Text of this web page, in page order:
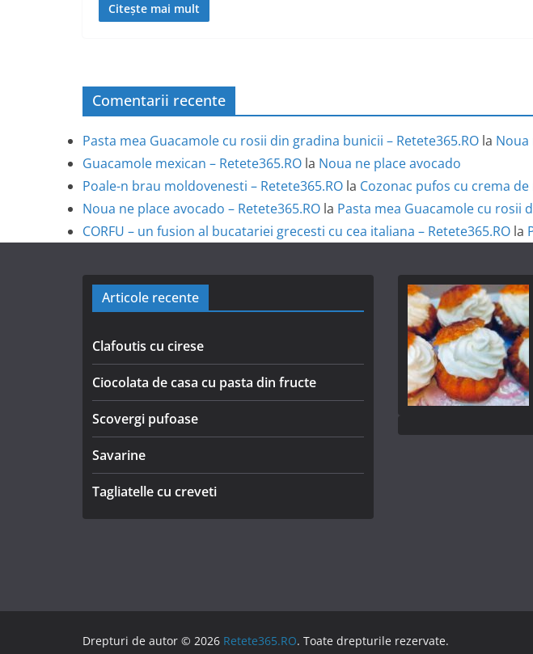
Citește mai mult
Comentarii recente
Pasta mea Guacamole cu rosii din gradina bunicii – Retete365.RO la Noua
Guacamole mexican – Retete365.RO la Noua ne place avocado
Poale-n brau moldovenesti – Retete365.RO la Cozonac pufos cu crema de
Noua ne place avocado – Retete365.RO la Pasta mea Guacamole cu rosii
CORFU – un fusion al bucatariei grecesti cu cea italiana – Retete365.RO la
Articole recente
Clafoutis cu cirese
Ciocolata de casa cu pasta din fructe
Scovergi pufoase
Savarine
Tagliatelle cu creveti
Drepturi de autor © 2026 Retete365.RO. Toate drepturile rezervate.